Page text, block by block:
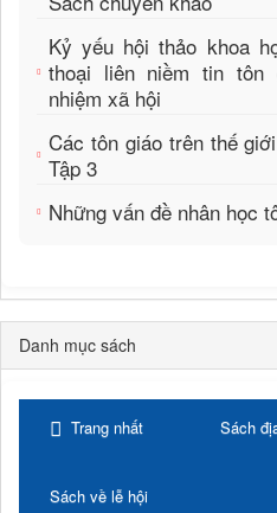
Kỷ yếu hội thảo khoa
thoại liên niềm tin tôn
nhiệm xã hội
Các tôn giáo trên thế
Tập 3
Những vấn đề nhân học
Danh mục sách
Trang nhất Sách
Sách về lễ hội